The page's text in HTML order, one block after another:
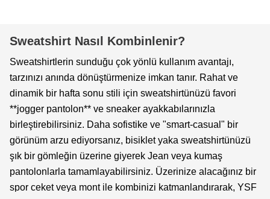
Sweatshirt Nasıl Kombinlenir?
Sweatshirtlerin sunduğu çok yönlü kullanım avantajı,
tarzınızı anında dönüştürmenize imkan tanır. Rahat ve
dinamik bir hafta sonu stili için sweatshirtünüzü favori
**jogger pantolon** ve sneaker ayakkabılarınızla
birleştirebilirsiniz. Daha sofistike ve "smart-casual" bir
görünüm arzu ediyorsanız, bisiklet yaka sweatshirtünüzü
şık bir gömleğin üzerine giyerek Jean veya kumaş
pantolonlarla tamamlayabilirsiniz. Üzerinize alacağınız bir
spor ceket veya mont ile kombinizi katmanlandırarak, YSF